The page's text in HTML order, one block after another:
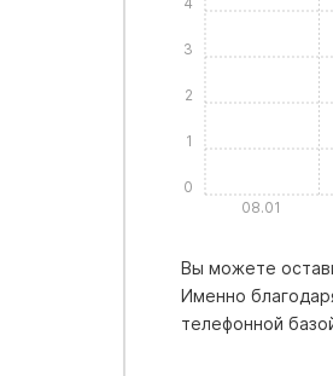
08.01
0
1
2
3
Вы можете
Именно
телефонной